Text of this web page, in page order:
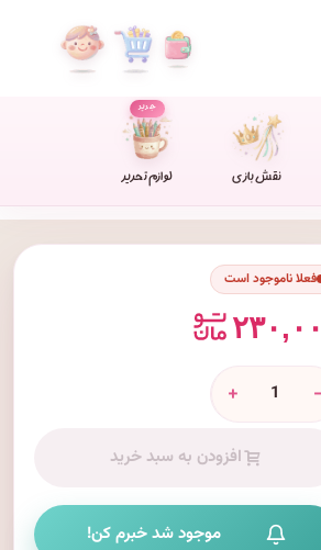
نقش بازی لوازم تحریر
جدید
فعلا ناموجود است
-
+
افزودن به سبد خرید
موجود شد خبرم کن!